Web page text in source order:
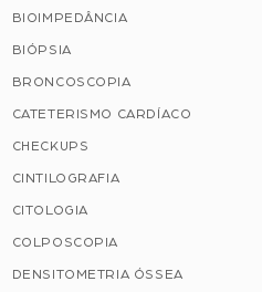
BIOIMPEDÂNCIA
BIÓPSIA
BRONCOSCOPIA
CATETERISMO CARDÍACO
CHECKUPS
CINTILOGRAFIA
CITOLOGIA
COLPOSCOPIA
DENSITOMETRIA ÓSSEA